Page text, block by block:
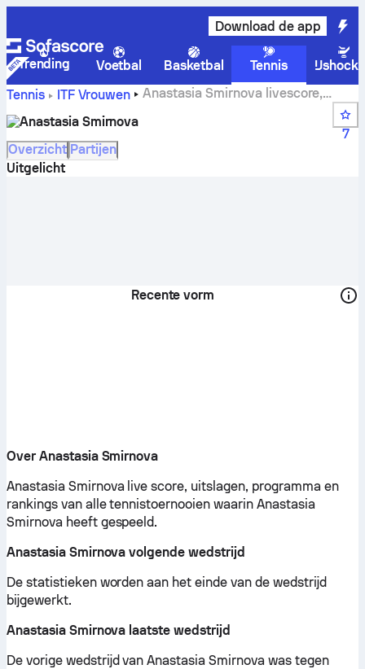
Download de app
Trending Voetbal Basketbal Tennis
Tennis
ITF Vrouwen
Anastasia Smirnova livescore,
Anastasia Smirnova
7
Overzicht Partijen
Uitgelicht
Recente vorm
Over Anastasia Smirnova
Anastasia Smirnova live score, uitslagen, programma en
rankings van alle tennistoernooien waarin Anastasia
Smirnova heeft gespeeld.
Anastasia Smirnova volgende wedstrijd
De statistieken worden aan het einde van de wedstrijd
bijgewerkt.
Anastasia Smirnova laatste wedstrijd
De vorige wedstrijd van Anastasia Smirnova was tegen